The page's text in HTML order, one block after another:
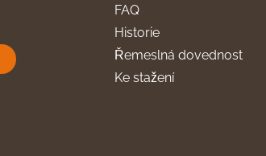
FAQ
Historie
Řemeslná dovednost
Ke stažení